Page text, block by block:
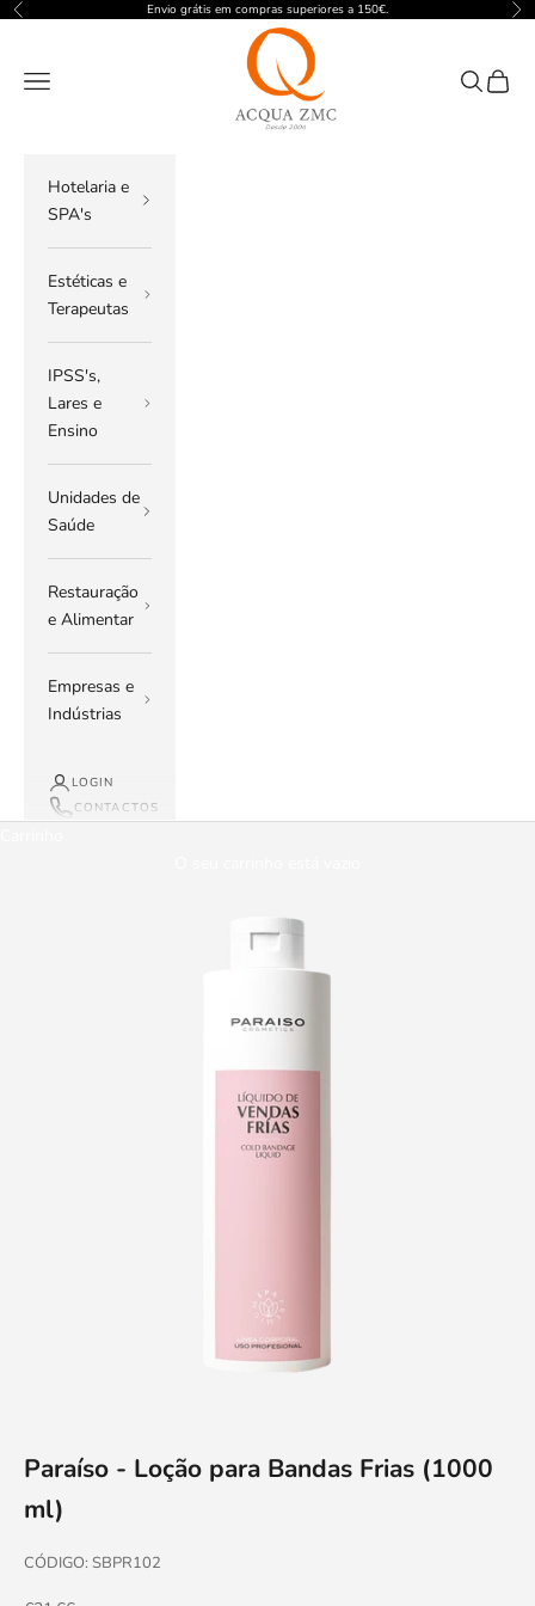
Pular para o conteúdo
Anterior Envio grátis em compras superiores a 150€.
ACQUA ZMC
Menu
Pesquisar
Hotelaria e
SPA's
Estéticas e
Terapeutas
IPSS's,
Lares e
Ensino
Unidades de
Saúde
Restauração
e Alimentar
Empresas e
Indústrias
LOGIN
CONTACTOS
Paraíso - Loção para Bandas Frias (1000
ml)
CÓDIGO: SBPR102